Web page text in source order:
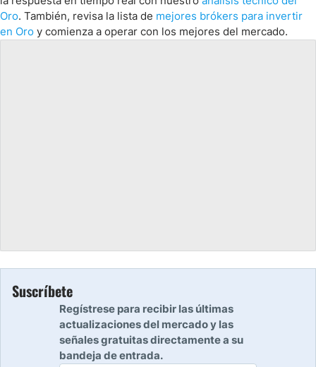
Oro. También, revisa la lista de mejores brókers para invertir
en Oro y comienza a operar con los mejores del mercado.
Suscríbete
Regístrese para recibir las últimas
actualizaciones del mercado y las
señales gratuitas directamente a su
bandeja de entrada.